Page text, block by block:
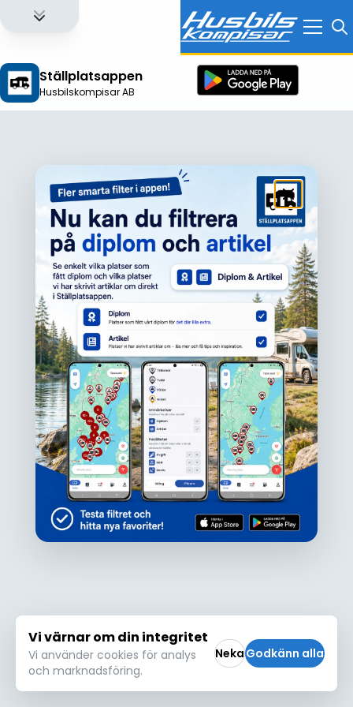
Ställplatsappen
Husbilskompisar AB
Ojdå!
Den här platsen hittades inte eller kunde
inte läsas in korrekt. Vänligen försök igen
Försök igen
Logga in för att få full tillgång till alla funktioner!
Vi värnar om din integritet
Vi använder cookies för analys
och marknadsföring.
NekaGodkänn alla